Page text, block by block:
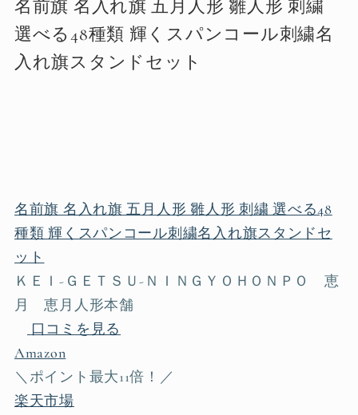
名前旗 名入れ旗 五月人形 雛人形 刺繍
選べる48種類 輝くスパンコール刺繍名
入れ旗スタンドセット
名前旗 名入れ旗 五月人形 雛人形 刺繍 選べる48
種類 輝くスパンコール刺繍名入れ旗スタンドセ
ット
ＫＥＩ‐ＧＥＴＳＵ‐ＮＩＮＧＹＯＨＯＮＰＯ 恵
月 恵月人形本舗
口コミを見る
Amazon
＼ポイント最大11倍！／
楽天市場